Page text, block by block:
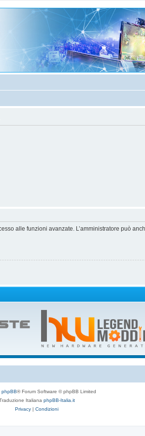
alle funzioni avanzate. L’amministratore può
phpBB® Forum Software © phpBB Limited
Italiana phpBB-Italia.it
Privacy
Condizioni